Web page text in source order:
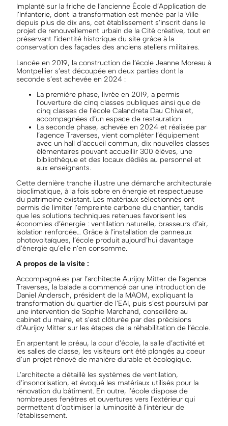
Implanté sur la friche de l’ancienne École d’Application de
l’Infanterie, dont la transformation est menée par la Ville
depuis plus de dix ans, cet établissement s’inscrit dans le
projet de renouvellement urbain de la Cité créative, tout en
préservant l’identité historique du site grâce à la
conservation des façades des anciens ateliers militaires.
Lancée en 2019, la construction de l’école Jeanne Moreau à
Montpellier s’est découpée en deux parties dont la
seconde s’est achevée en 2024 :
La première phase, livrée en 2019, a permis
l’ouverture de cinq classes publiques ainsi que de
cinq classes de l’école Calandreta Dau Chivalet,
accompagnées d’un espace de restauration.
La seconde phase, achevée en 2024 et réalisée par
l’agence Traverses, vient compléter l’équipement
avec un hall d’accueil commun, dix nouvelles classes
élémentaires pouvant accueillir 300 élèves, une
bibliothèque et des locaux dédiés au personnel et
aux enseignants.
Cette dernière tranche illustre une démarche architecturale
bioclimatique, à la fois sobre en énergie et respectueuse
du patrimoine existant. Les matériaux sélectionnés ont
permis de limiter l’empreinte carbone du chantier, tandis
que les solutions techniques retenues favorisent les
économies d’énergie : ventilation naturelle, brasseurs d’air,
isolation renforcée… Grâce à l’installation de panneaux
photovoltaïques, l’école produit aujourd’hui davantage
d’énergie qu’elle n’en consomme.
A propos de la visite :
Accompagné.es par l’architecte Aurijoy Mitter de l’agence
Traverses, la balade a commencé par une introduction de
Daniel Andersch, président de la MAOM, expliquant la
transformation du quartier de l’EAI, puis s’est poursuivi par
une intervention de Sophie Marchand, conseillère au
cabinet du maire, et s’est clôturée par des précisions
d’Aurijoy Mitter sur les étapes de la réhabilitation de l’école.
En arpentant le préau, la cour d’école, la salle d’activité et
les salles de classe, les visiteurs ont été plongés au coeur
d’un projet rénové de manière durable et écologique.
L’architecte a détaillé les systèmes de ventilation,
d’insonorisation, et évoqué les matériaux utilisés pour la
rénovation du bâtiment. En outre, l’école dispose de
nombreuses fenêtres et ouvertures vers l’extérieur qui
permettent d’optimiser la luminosité à l’intérieur de
l’établissement.